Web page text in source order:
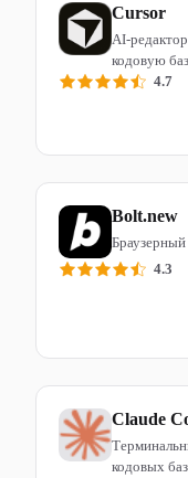
Cursor
AI-
кодовую
4.7
Bolt.new
4.3
Claude
кодовых